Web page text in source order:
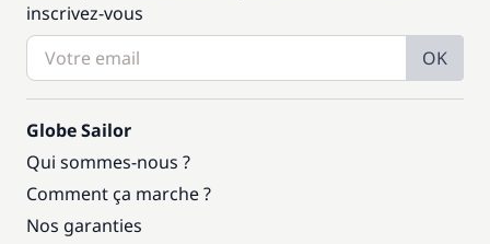
inscrivez-vous
OK
Globe Sailor
Qui sommes-nous ?
Comment ça marche ?
Nos garanties